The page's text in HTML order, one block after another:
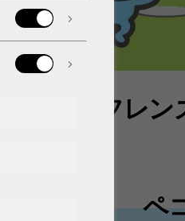
クーフレン
ペ